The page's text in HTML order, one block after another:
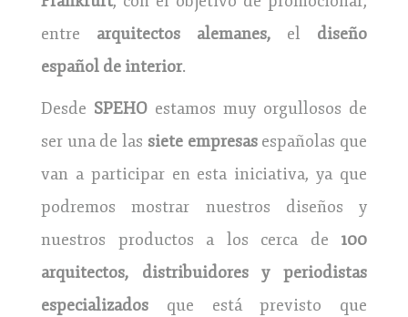
entre arquitectos alemanes, el diseño
español de interior.
Desde SPEHO estamos muy orgullosos de
ser una de las siete empresasespañolas que
van a participar en esta iniciativa, ya que
podremos mostrar nuestros diseños y
nuestros productos a los cerca de 100
arquitectos, distribuidores y periodistas
especializados que está previsto que